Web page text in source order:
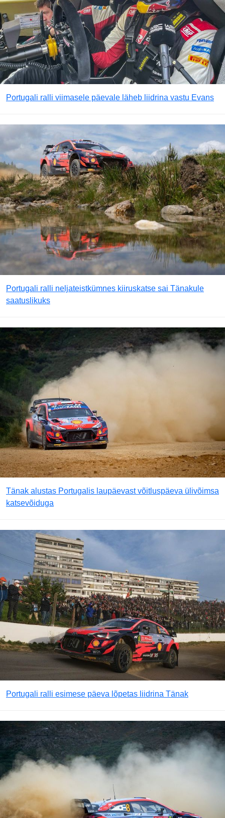
Portugali ralli viimasele päevale läheb liidrina vastu Evans
Portugali ralli neljateistkümnes kiiruskatse sai Tänakule
saatuslikuks
Tänak alustas Portugalis laupäevast võitluspäeva ülivõimsa
katsevõiduga
Portugali ralli esimese päeva lõpetas liidrina Tänak